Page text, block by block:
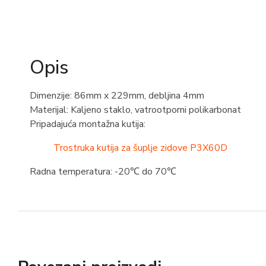
Opis
Dimenzije: 86mm x 229mm, debljina 4mm
Materijal: Kaljeno staklo, vatrootporni polikarbonat
Pripadajuća montažna kutija:
Trostruka kutija za šuplje zidove P3X60D
Radna temperatura: -20℃ do 70℃